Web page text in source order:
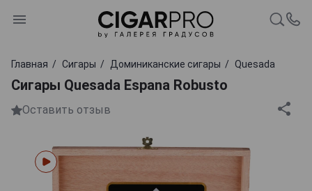
Главная Сигары Доминиканские сигары Quesada
Сигары Quesada Espana Robusto
Оставить отзыв